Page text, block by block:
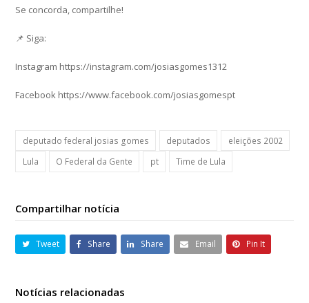
Se concorda, compartilhe!
📌 Siga:
Instagram https://instagram.com/josiasgomes1312
Facebook https://www.facebook.com/josiasgomespt
deputado federal josias gomes deputados
eleições 2002
Lula
O Federal da Gente pt Time de Lula
Compartilhar notícia
Tweet Share Share Email Pin It
Notícias relacionadas